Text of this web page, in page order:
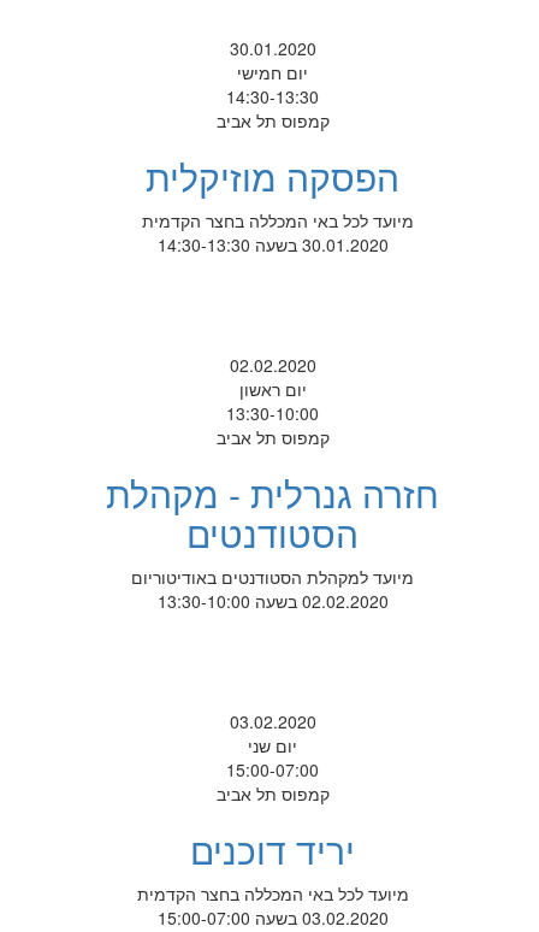
30.01.2020
יום חמישי
14:30-13:30
קמפוס תל אביב
הפסקה מוזיקלית
מיועד לכל באי המכללה בחצר הקדמית
30.01.2020 בשעה 14:30-13:30
02.02.2020
יום ראשון
13:30-10:00
קמפוס תל אביב
חזרה גנרלית - מקהלת
הסטודנטים
מיועד למקהלת הסטודנטים באודיטוריום
02.02.2020 בשעה 13:30-10:00
03.02.2020
יום שני
15:00-07:00
קמפוס תל אביב
יריד דוכנים
מיועד לכל באי המכללה בחצר הקדמית
03.02.2020 בשעה 15:00-07:00